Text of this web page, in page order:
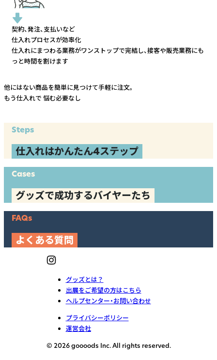
契約、発注、支払いなど
仕入れプロセスが効率化
仕入れにまつわる業務がワンストップで完結し、接客や販売業務にも
っと時間を割けます
他にはない商品を簡単に見つけて手軽に注文。
もう仕入れで 悩む必要なし
Steps
仕入れはかんたん4ステップ
Cases
グッズで成功するバイヤーたち
FAQs
よくある質問
グッズとは？
出展をご希望の方はこちら
ヘルプセンター・お問い合わせ
プライバシーポリシー
運営会社
© 2026 goooods Inc. All rights reserved.